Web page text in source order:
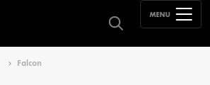
MENU
Falcon